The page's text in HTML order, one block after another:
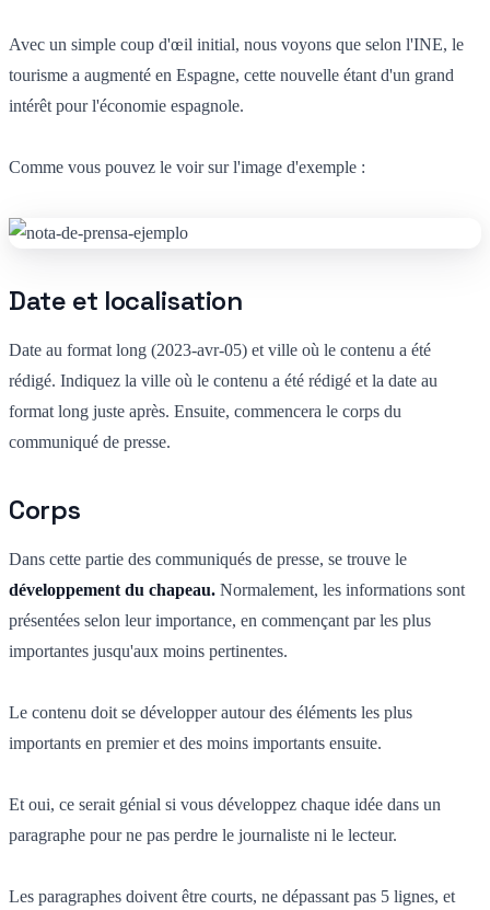
Avec un simple coup d'œil initial, nous voyons que selon l'INE, le
tourisme a augmenté en Espagne, cette nouvelle étant d'un grand
intérêt pour l'économie espagnole.
Comme vous pouvez le voir sur l'image d'exemple :
Date et localisation
Date au format long (2023-avr-05) et ville où le contenu a été
rédigé. Indiquez la ville où le contenu a été rédigé et la date au
format long juste après. Ensuite, commencera le corps du
communiqué de presse.
Corps
Dans cette partie des communiqués de presse, se trouve le
développement du chapeau. Normalement, les informations sont
présentées selon leur importance, en commençant par les plus
importantes jusqu'aux moins pertinentes.
Le contenu doit se développer autour des éléments les plus
importants en premier et des moins importants ensuite.
Et oui, ce serait génial si vous développez chaque idée dans un
paragraphe pour ne pas perdre le journaliste ni le lecteur.
Les paragraphes doivent être courts, ne dépassant pas 5 lignes, et